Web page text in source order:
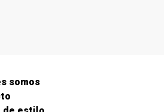
somos